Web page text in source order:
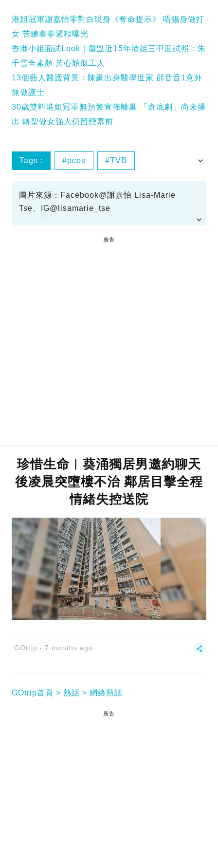
港姐冠軍謝嘉怡零對白現身《奪命提示》 唔錫身做打
女 苦練泰拳過程曝光
香港小姐面試Look｜盤點近15年港姐三甲面試照：朱
千雪全素顏 黃心穎似工人
13個藝人醫護背景：陳豪出身醫學世家 邵音音1意外
無做護士
30歲雙料港姐冠軍無預警宣佈離巢 「倉底劇」尚未播
出 轉型做女強人仍留戀幕前
Tags : pcos TVB
圖片來源：Facebook@謝嘉怡 Lisa-Marie
Tse、IG@lisamarie_tse
廣告
珍惜生命︱葵涌獨居男邀約聊天
後凌晨突墮樓不治 鄰居目擊全程
情緒失控送院
GOtrip 7 months ago
GOtrip首頁 熱話 網絡熱話
廣告